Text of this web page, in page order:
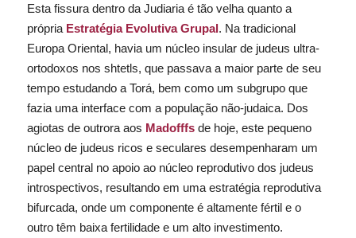
Esta fissura dentro da Judiaria é tão velha quanto a
própria Estratégia Evolutiva Grupal. Na tradicional
Europa Oriental, havia um núcleo insular de judeus ultra-
ortodoxos nos shtetls, que passava a maior parte de seu
tempo estudando a Torá, bem como um subgrupo que
fazia uma interface com a população não-judaica. Dos
agiotas de outrora aos Madofffsde hoje, este pequeno
núcleo de judeus ricos e seculares desempenharam um
papel central no apoio ao núcleo reprodutivo dos judeus
introspectivos, resultando em uma estratégia reprodutiva
bifurcada, onde um componente é altamente fértil e o
outro têm baixa fertilidade e um alto investimento.